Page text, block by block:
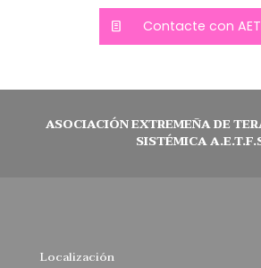
Contacte con
ASOCIACIÓN EXTREMEÑA DE
SISTÉMICA
Localización